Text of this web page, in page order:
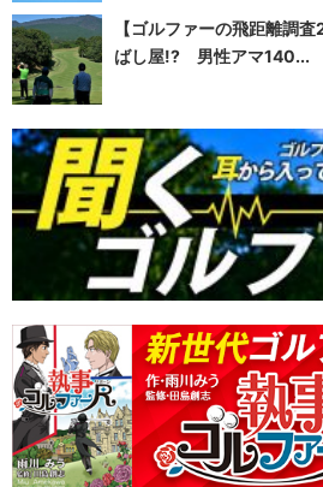
【ゴルファーの飛距離調
ばし屋!? 男性アマ140...